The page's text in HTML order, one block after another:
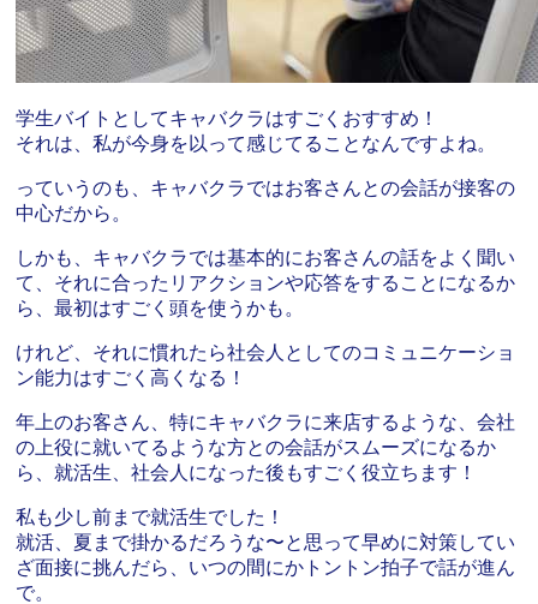
学生バイトとしてキャバクラはすごくおすすめ！
それは、私が今身を以って感じてることなんですよね。
っていうのも、キャバクラではお客さんとの会話が接客の
中心だから。
しかも、キャバクラでは基本的にお客さんの話をよく聞い
て、それに合ったリアクションや応答をすることになるか
ら、最初はすごく頭を使うかも。
けれど、それに慣れたら社会人としてのコミュニケーショ
ン能力はすごく高くなる！
年上のお客さん、特にキャバクラに来店するような、会社
の上役に就いてるような方との会話がスムーズになるか
ら、就活生、社会人になった後もすごく役立ちます！
私も少し前まで就活生でした！
就活、夏まで掛かるだろうな〜と思って早めに対策してい
ざ面接に挑んだら、いつの間にかトントン拍子で話が進ん
で。